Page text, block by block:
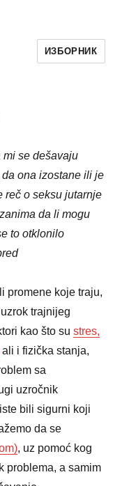
ИЗБОРНИК
se dešavaju
ona izostane ili je
reč o seksu jutarnje
da li mogu
to otklonilo
promene koje traju,
trajnijeg
kao što sustres,
ali i fizička stanja,
sa
uzročnik
bili sigurni koji
da se
, uz pomoć kog
problema, a samim